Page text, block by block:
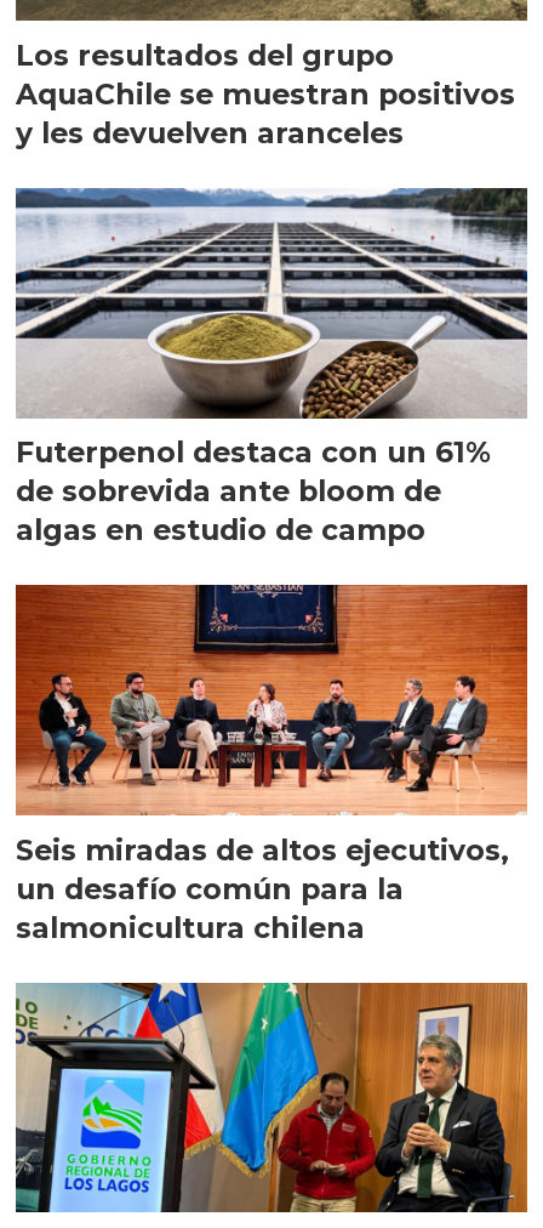
Los resultados del grupo
AquaChile se muestran positivos
y les devuelven aranceles
Futerpenol destaca con un 61%
de sobrevida ante bloom de
algas en estudio de campo
Seis miradas de altos ejecutivos,
un desafío común para la
salmonicultura chilena